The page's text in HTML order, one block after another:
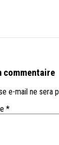
commentaire
e-mail ne sera
*